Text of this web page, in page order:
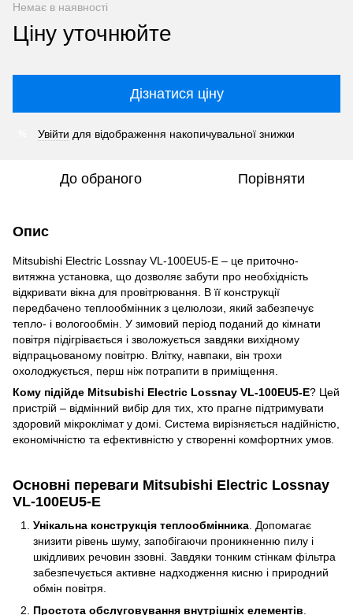
Немає в наявності
Ціну уточнюйте
Дізнатися ціну
Увійти для відображення накопичувальної знижки
До обраного Порівняти
Опис
Mitsubishi Electric Lossnay VL-100EU5-E – це приточно-
витяжна установка, що дозволяє забути про необхідність
відкривати вікна для провітрювання. В її конструкції
передбачено теплообмінник з целюлози, який забезпечує
тепло- і вологообмін. У зимовий період поданий до кімнати
повітря підігрівається і зволожується завдяки вихідному
відпрацьованому повітрю. Влітку, навпаки, він трохи
охолоджується, перш ніж потрапити в приміщення.
Кому підійде Mitsubishi Electric Lossnay VL-100EU5-E? Цей
пристрій – відмінний вибір для тих, хто прагне підтримувати
здоровий мікроклімат у домі. Система вирізняється надійністю,
економічністю та ефективністю у створенні комфортних умов.
Основні переваги Mitsubishi Electric Lossnay
VL-100EU5-E
Унікальна конструкція теплообмінника . Допомагає
знизити рівень шуму, запобігаючи проникненню пилу і
шкідливих речовин ззовні. Завдяки тонким стінкам фільтра
забезпечується активне надходження кисню і природний
обмін повітря.
Простота обслуговування внутрішніх елементів